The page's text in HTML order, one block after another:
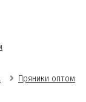
Пряники оптом